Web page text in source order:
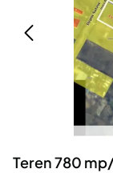
Servicii
Animale de
Afaceri și
Inchiriere
Utilaje
Piese auto si
Dacia Duster
Teren 780